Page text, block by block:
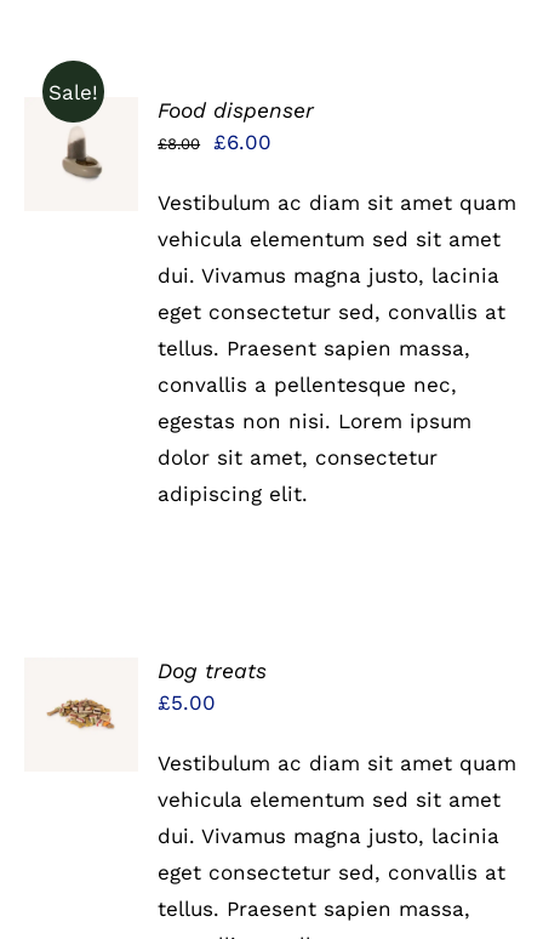
Sale!
IN DEN
WARENKORB
/
Food dispenser
£8.00
Ursprünglicher
war:
£8.00
£6.00
ist:
£6.00.
Vestibulum ac diam sit amet quam
vehicula elementum sed sit amet
dui. Vivamus magna justo, lacinia
eget consectetur sed, convallis at
tellus. Praesent sapien massa,
convallis a pellentesque nec,
egestas non nisi. Lorem ipsum
dolor sit amet, consectetur
adipiscing elit.
WARENKORB
/
Dog treats
£5.00
Vestibulum ac diam sit amet quam
vehicula elementum sed sit amet
dui. Vivamus magna justo, lacinia
eget consectetur sed, convallis at
tellus. Praesent sapien massa,